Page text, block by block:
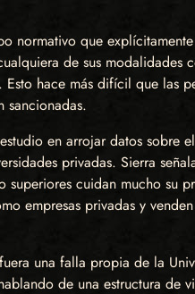
normativo que
de sus modalidades
Esto hace más difícil que las
sancionadas.
en arrojar datos sobre
privadas. Sierra
superiores cuidan mucho su
empresas privadas y
una falla propia de la
de una estructura de